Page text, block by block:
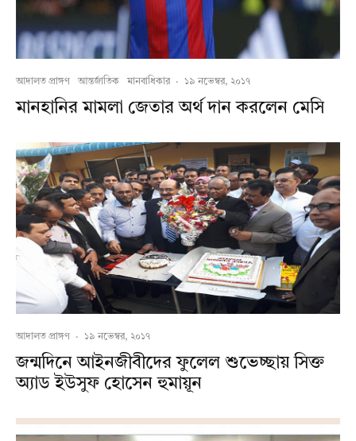
আদালত প্রাঙ্গণ আন্তর্জাতিক মানবাধিকার · ১৯ নভেম্বর, ২০১৭
মানহানির মামলা জেতার অর্থ দান করলেন মেসি
আদালত প্রাঙ্গণ · ১৯ নভেম্বর, ২০১৭
জন্মদিনে আইনজীবীদের ফুলেল শুভেচ্ছায় সিক্ত
অ্যাড ইউসুফ হোসেন হুমায়ূন